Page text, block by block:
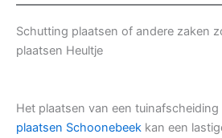
Schutting plaatsen of andere zaken
plaatsen Heultje
Het plaatsen van een tuinafscheiding
plaatsen Schoonebeek kan een